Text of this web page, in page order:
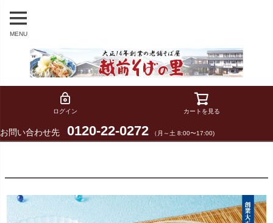
MENU
ログイン カートを見る
お問い合わせ先 0120-22-0272 （月～土 8:00〜17:00)